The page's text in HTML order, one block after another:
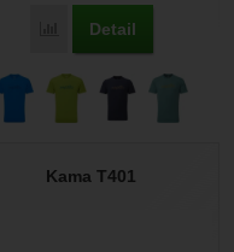
Porovnat
Detail
Kama T401